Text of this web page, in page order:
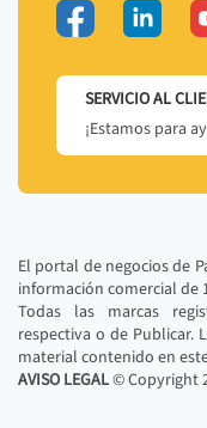
SERVICIO AL
¡Estamos para
El portal de negocios de
información comercial de
Todas las marcas
respectiva o de
material contenido en
AVISO LEGAL© Copyright